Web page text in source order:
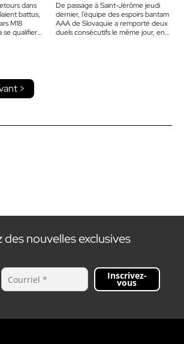
dans
battus,
M18
se qualifier
De passage à Saint-Jérôme jeudi
dernier, l’équipe des espoirs bantam
AAA de Slovaquie a remporté deux
duels consécutifs le même jour, en
>
des nouvelles exclusives
Inscrivez-
vous